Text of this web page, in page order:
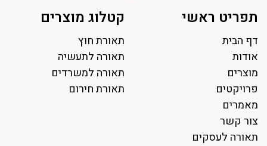
תפריט ראשי
דף הבית
אודות
מוצרים
פרויקטים
מאמרים
צור קשר
תאורה לעסקים
קטלוג מוצרים
תאורת חוץ
תאורה לתעשיה
תאורה למשרדים
תאורת חירום